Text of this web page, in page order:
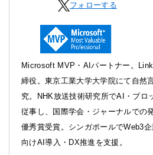
フォローする
Microsoft MVP・AIパートナー。
締役。東京工業大学大学院にて自然
究。NHK放送技術研究所でAI・ブロ
従事し、国際学会・ジャーナルでの
優秀賞受賞。シンガポールでWeb3
向けAI導入・DX推進を支援。